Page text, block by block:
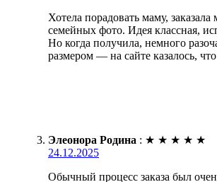
Хотела порадовать маму, заказала
семейных фото. Идея классная,
Но когда получила, немного
размером — на сайте казалось,
Элеонора Родина : ★ ★ ★ ★ ★
24.12.2025
Обычный процесс заказа был